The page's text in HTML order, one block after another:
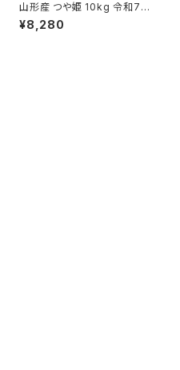
山形産 つや姫 10kg 令和7年
産
¥8,280